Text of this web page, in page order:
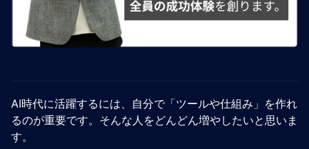
AI時代に活躍するには、自分で「ツールや仕組み」を作れ
るのが重要です。そんな人をどんどん増やしたいと思いま
す。